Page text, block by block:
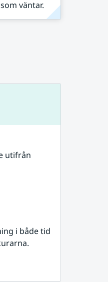
väntar.
utifrån
i både tid